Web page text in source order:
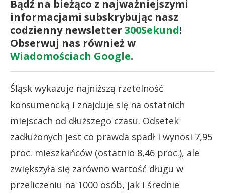
Bądź na bieżąco z najważniejszymi
informacjami subskrybując nasz
codzienny newsletter 300Sekund!
Obserwuj nas również w
Wiadomościach Google.
Śląsk wykazuje najniższą rzetelność
konsumencką i znajduje się na ostatnich
miejscach od dłuższego czasu. Odsetek
zadłużonych jest co prawda spadł i wynosi 7,95
proc. mieszkańców (ostatnio 8,46 proc.), ale
zwiększyła się zarówno wartość długu w
przeliczeniu na 1000 osób, jak i średnie